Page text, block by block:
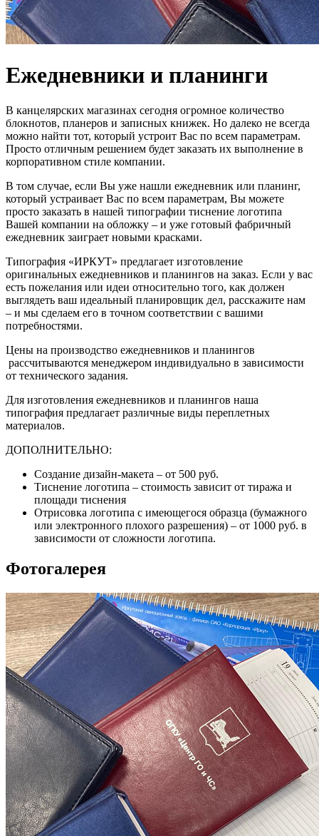
Ежедневники и планинги
В канцелярских магазинах сегодня огромное количество
блокнотов, планеров и записных книжек. Но далеко не всегда
можно найти тот, который устроит Вас по всем параметрам.
Просто отличным решением будет заказать их выполнение в
корпоративном стиле компании.
В том случае, если Вы уже нашли ежедневник или планинг,
который устраивает Вас по всем параметрам, Вы можете
просто заказать в нашей типографии тиснение логотипа
Вашей компании на обложку – и уже готовый фабричный
ежедневник заиграет новыми красками.
Типография «ИРКУТ» предлагает изготовление
оригинальных ежедневников и планингов на заказ. Если у вас
есть пожелания или идеи относительно того, как должен
выглядеть ваш идеальный планировщик дел, расскажите нам
– и мы сделаем его в точном соответствии с вашими
потребностями.
Цены на производство ежедневников и планингов
рассчитываются менеджером индивидуально в зависимости
от технического задания.
Для изготовления ежедневников и планингов наша
типография предлагает различные виды переплетных
материалов.
ДОПОЛНИТЕЛЬНО:
Создание дизайн-макета – от 500 руб.
Тиснение логотипа – стоимость зависит от тиража и
площади тиснения
Отрисовка логотипа с имеющегося образца (бумажного
или электронного плохого разрешения) – от 1000 руб. в
зависимости от сложности логотипа.
Фотогалерея